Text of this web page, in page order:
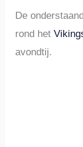
De
rond het
avondtij.